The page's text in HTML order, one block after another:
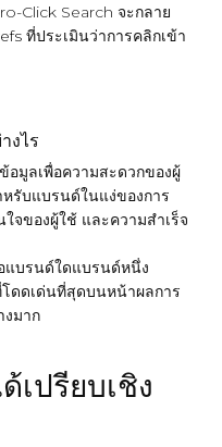
Click Search จะกลาย
ที่ประเมินว่าการคลิกเข้า
งไร
อมูลเพื่อความสะดวกของผู้
รับแบรนด์ในแง่ของการ
จของผู้ใช้ และความสำเร็จ
แบรนด์ใดแบรนด์หนึ่ง
ดดเด่นที่สุดบนหน้าผลการ
งมาก
เปรียบเชิง